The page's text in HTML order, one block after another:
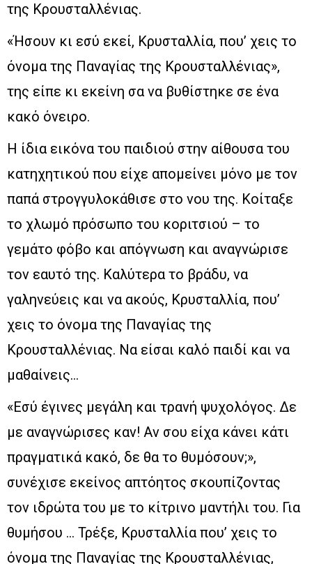
της Κρουσταλλένιας.
«Ήσουν κι εσύ εκεί, Κρυσταλλία, που’ χεις το
όνομα της Παναγίας της Κρουσταλλένιας»,
της είπε κι εκείνη σα να βυθίστηκε σε ένα
κακό όνειρο.
Η ίδια εικόνα του παιδιού στην αίθουσα του
κατηχητικού που είχε απομείνει μόνο με τον
παπά στρογγυλοκάθισε στο νου της. Κοίταξε
το χλωμό πρόσωπο του κοριτσιού – το
γεμάτο φόβο και απόγνωση και αναγνώρισε
τον εαυτό της. Καλύτερα το βράδυ, να
γαληνεύεις και να ακούς, Κρυσταλλία, που’
χεις το όνομα της Παναγίας της
Κρουσταλλένιας. Να είσαι καλό παιδί και να
μαθαίνεις…
«Εσύ έγινες μεγάλη και τρανή ψυχολόγος. Δε
με αναγνώρισες καν! Αν σου είχα κάνει κάτι
πραγματικά κακό, δε θα το θυμόσουν;»,
συνέχισε εκείνος απτόητος σκουπίζοντας
τον ιδρώτα του με το κίτρινο μαντήλι του. Για
θυμήσου … Τρέξε, Κρυσταλλία που’ χεις το
όνομα της Παναγίας της Κρουσταλλένιας,